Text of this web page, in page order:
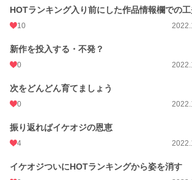
HOTランキング入り前にした作品情報欄での
10
新作を投入する・不発？
0
次をどんどん育てましょう
0
振り返ればイケオジの恩恵
4
イケオジついにHOTランキングから姿を消す